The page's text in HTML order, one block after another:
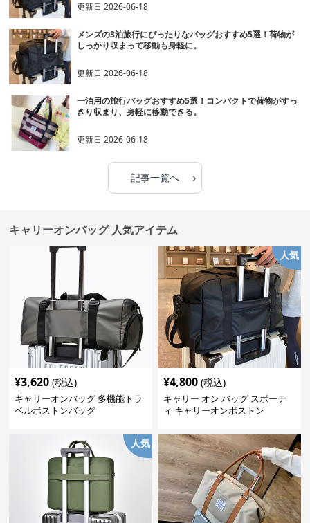
更新日2026-06-18
メンズの3泊旅行にぴったりなバッグおすすめ5選！荷物が
しっかり収まって移動も身軽に。
更新日2026-06-18
一泊用の旅行バッグおすすめ5選！コンパクトで荷物がすっ
きり収まり、身軽に移動できる。
更新日2026-06-18
記事一覧へ ›
キャリーオンバッグ 人気アイテム
¥3,620 (税込)
キャリーオンバッグ 多機能トラ
ベルボストンバッグ
人気
¥4,800 (税込)
キャリー オン バッグ スポーテ
ィ キャリーオンボストン
人気